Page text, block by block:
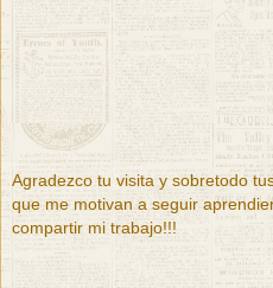
Agradezco tu visita y sobretodo
que me motivan a seguir
compartir mi trabajo!!!